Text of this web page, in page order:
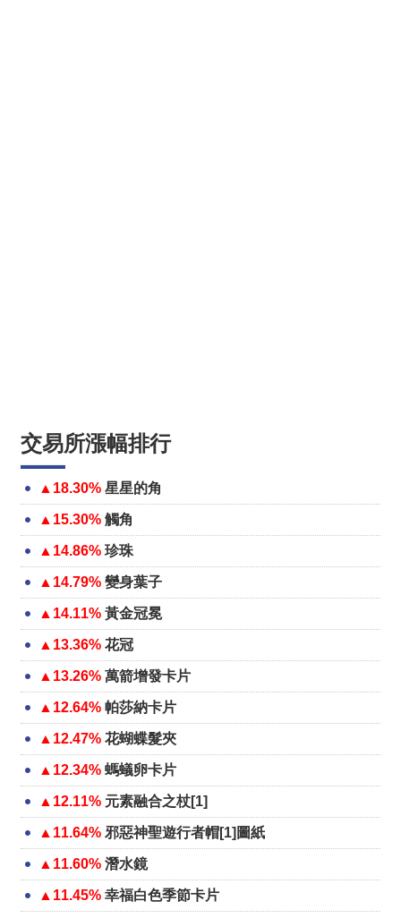
交易所漲幅排行
▲18.30% 星星的角
▲15.30% 觸角
▲14.86% 珍珠
▲14.79% 變身葉子
▲14.11% 黃金冠冕
▲13.36% 花冠
▲13.26% 萬箭增發卡片
▲12.64% 帕莎納卡片
▲12.47% 花蝴蝶髮夾
▲12.34% 螞蟻卵卡片
▲12.11% 元素融合之杖[1]
▲11.64% 邪惡神聖遊行者帽[1]圖紙
▲11.60% 潛水鏡
▲11.45% 幸福白色季節卡片